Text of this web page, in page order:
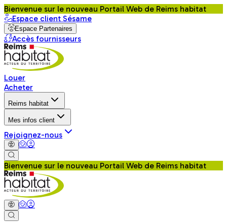
Bienvenue sur le nouveau Portail Web de Reims habitat
Espace client Sésame
Espace Partenaires
Accès fournisseurs
Louer
Acheter
Reims habitat
Mes infos client
Rejoignez-nous
Bienvenue sur le nouveau Portail Web de Reims habitat